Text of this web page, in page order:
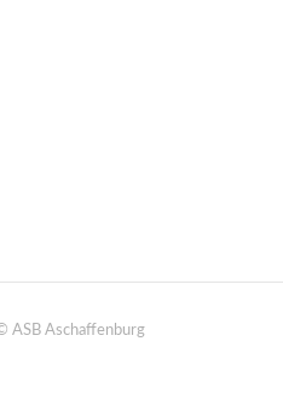
ASB Aschaffenburg